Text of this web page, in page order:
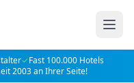
✓Fast 100.000 Hotels
2003 an Ihrer Seite!